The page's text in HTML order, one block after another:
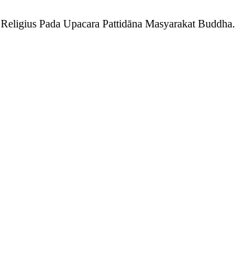
Pada Upacara Pattidāna Masyarakat Buddha.